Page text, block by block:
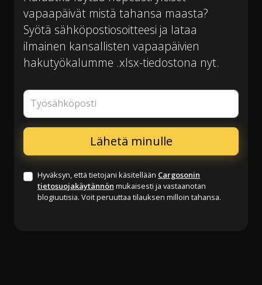
vapaapäivät mistä tahansa maasta?
Syötä sähköpostiosoitteesi ja lataa
ilmainen kansallisten vapaapäivien
hakutyökalumme .xlsx-tiedostona nyt.
Työsähköposti
Hyväksyn, että tietojani käsitellään Cargosonin
tietosuojakäytännön mukaisesti ja vastaanotan
blogiuutisia. Voit peruuttaa tilauksen milloin tahansa.